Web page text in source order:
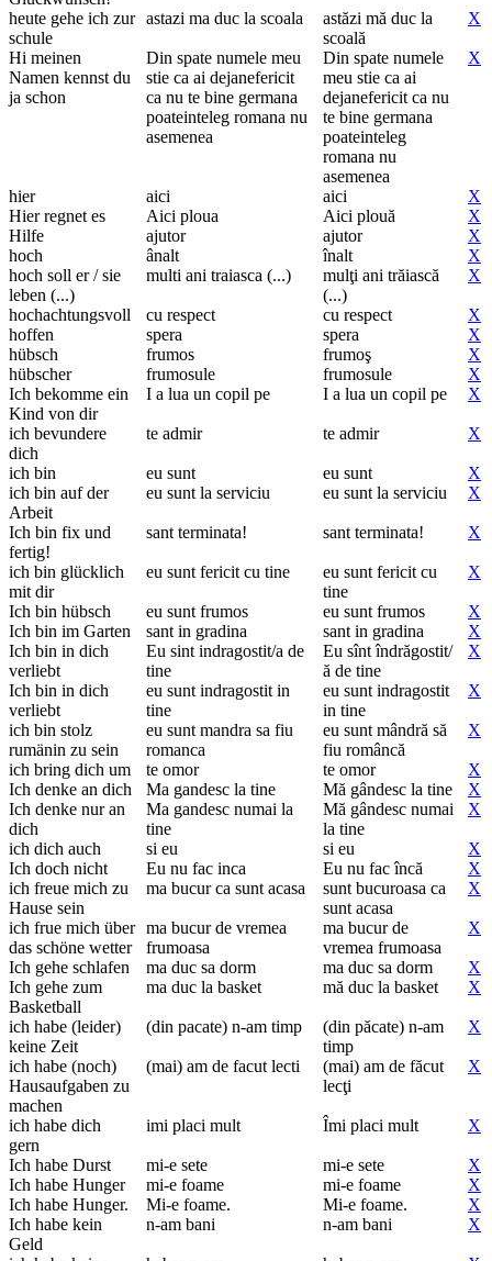
heute gehe ich zur
schule
astazi ma duc la scoala
astăzi mă duc la
scoală
X
Hi meinen
Namen kennst du
ja schon
Din spate numele meu
stie ca ai dejanefericit
ca nu te bine germana
poateinteleg romana nu
asemenea
Din spate numele
meu stie ca ai
dejanefericit ca nu
te bine germana
poateinteleg
romana nu
asemenea
X
hier aici aici
X
Hier regnet es
Aici ploua Aici plouă
X
Hilfe
ajutor ajutor
X
hoch
ânalt înalt
X
hoch soll er / sie
leben (...)
multi ani traiasca (...)
mulţi ani trăiască
(...)
X
hochachtungsvoll cu respect cu respect
X
hoffen
spera spera
X
hübsch
frumos frumoş
X
hübscher
frumosule frumosule
X
Ich bekomme ein
Kind von dir
I a lua un copil pe I a lua un copil pe X
ich bevundere
dich
te admir te admir X
ich bin eu sunt eu sunt
X
ich bin auf der
Arbeit
eu sunt la serviciu eu sunt la serviciu X
Ich bin fix und
fertig!
sant terminata! sant terminata! X
ich bin glücklich
mit dir
eu sunt fericit cu tine
eu sunt fericit cu
tine
X
Ich bin hübsch eu sunt frumos eu sunt frumos
X
Ich bin im Garten
sant in gradina sant in gradina
X
Ich bin in dich
verliebt
Eu sint indragostit/a de
tine
Eu sînt îndrăgostit/
ă de tine
X
Ich bin in dich
verliebt
eu sunt indragostit in
tine
eu sunt indragostit
in tine
X
ich bin stolz
rumänin zu sein
eu sunt mandra sa fiu
romanca
eu sunt mândră să
fiu româncă
X
ich bring dich um te omor te omor
X
Ich denke an dich
Ma gandesc la tine Mă gândesc la tine
X
Ich denke nur an
dich
Ma gandesc numai la
tine
Mă gândesc numai
la tine
X
ich dich auch si eu si eu
X
Ich doch nicht
Eu nu fac inca Eu nu fac încă
X
ich freue mich zu
Hause sein
ma bucur ca sunt acasa
sunt bucuroasa ca
sunt acasa
X
ich frue mich über
das schöne wetter
ma bucur de vremea
frumoasa
ma bucur de
vremea frumoasa
X
Ich gehe schlafen ma duc sa dorm ma duc sa dorm
X
Ich gehe zum
Basketball
ma duc la basket mă duc la basket X
ich habe (leider)
keine Zeit
(din pacate) n-am timp
(din păcate) n-am
timp
X
ich habe (noch)
Hausaufgaben zu
machen
(mai) am de facut lecti
(mai) am de făcut
lecţi
X
ich habe dich
gern
imi placi mult Îmi placi mult X
Ich habe Durst mi-e sete mi-e sete
X
Ich habe Hunger
mi-e foame mi-e foame
X
Ich habe Hunger.
Mi-e foame. Mi-e foame.
X
Ich habe kein
Geld
n-am bani n-am bani X